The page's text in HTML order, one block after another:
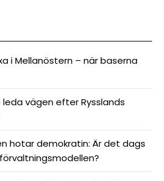
i Mellanöstern – när baserna
vägen efter Rysslands
hotar demokratin: Är det dags